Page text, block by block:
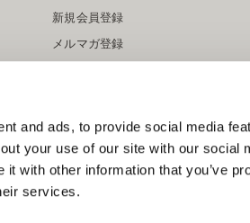
and ads, to provide social media
your use of our site with our social
with other information that you’ve
services.
新規会員登録
メルマガ登録
スマートフォン版を表示する